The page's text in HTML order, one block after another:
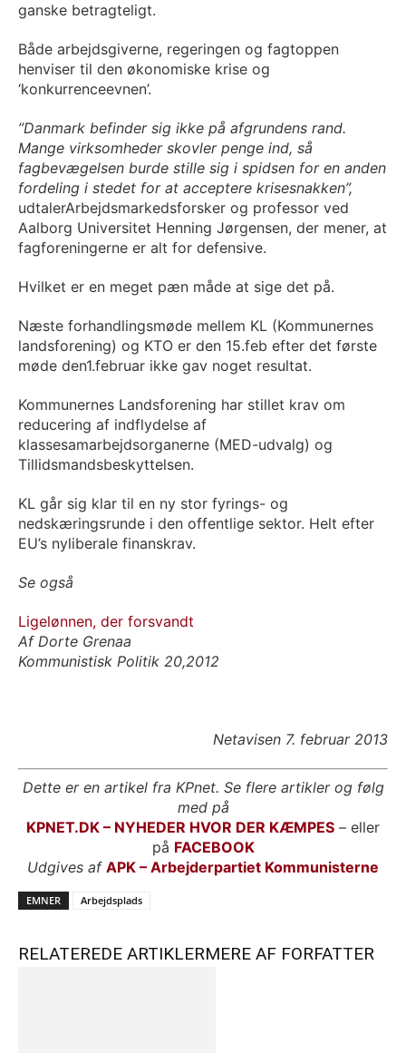
ganske betragteligt.
Både arbejdsgiverne, regeringen og fagtoppen
henviser til den økonomiske krise og
‘konkurrenceevnen’.
”Danmark befinder sig ikke på afgrundens rand.
Mange virksomheder skovler penge ind, så
fagbevægelsen burde stille sig i spidsen for en anden
fordeling i stedet for at acceptere krisesnakken”,
udtalerArbejdsmarkedsforsker og professor ved
Aalborg Universitet Henning Jørgensen, der mener, at
fagforeningerne er alt for defensive.
Hvilket er en meget pæn måde at sige det på.
Næste forhandlingsmøde mellem KL (Kommunernes
landsforening) og KTO er den 15.feb efter det første
møde den1.februar ikke gav noget resultat.
Kommunernes Landsforening har stillet krav om
reducering af indflydelse af
klassesamarbejdsorganerne (MED-udvalg) og
Tillidsmandsbeskyttelsen.
KL går sig klar til en ny stor fyrings- og
nedskæringsrunde i den offentlige sektor. Helt efter
EU’s nyliberale finanskrav.
Se også
Ligelønnen, der forsvandt
Af Dorte Grenaa
Kommunistisk Politik 20,2012
Netavisen 7. februar 2013
Dette er en artikel fra KPnet. Se flere artikler og følg
med på
KPNET.DK – NYHEDER HVOR DER KÆMPES – eller
på FACEBOOK
Udgives af APK – Arbejderpartiet Kommunisterne
EMNER Arbejdsplads
RELATEREDE ARTIKLERMERE AF FORFATTER